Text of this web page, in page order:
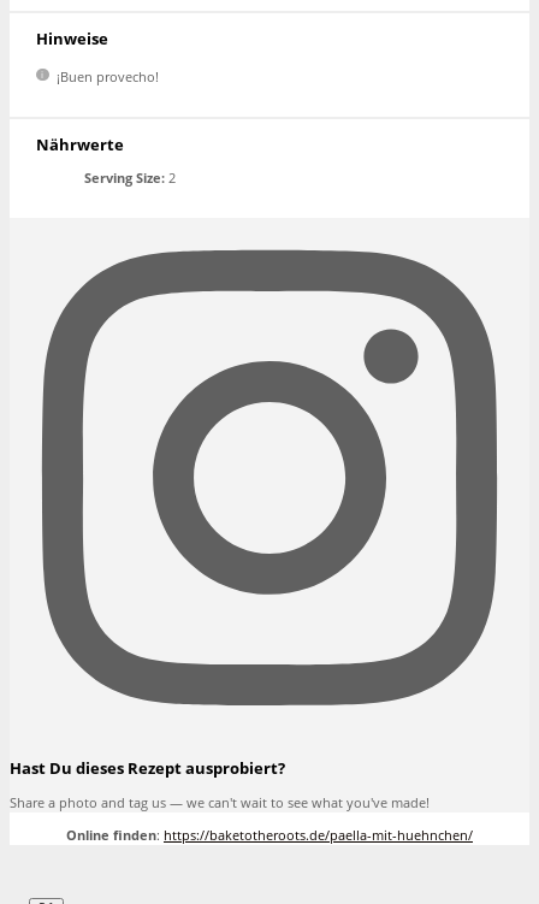
Hinweise
¡Buen provecho!
Nährwerte
Serving Size: 2
Hast Du dieses Rezept ausprobiert?
Share a photo and tag us — we can't wait to see what you've made!
Online finden: https://baketotheroots.de/paella-mit-huehnchen/